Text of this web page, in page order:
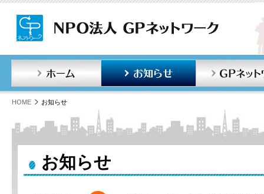
ホーム
HOME お知らせ
お知らせ